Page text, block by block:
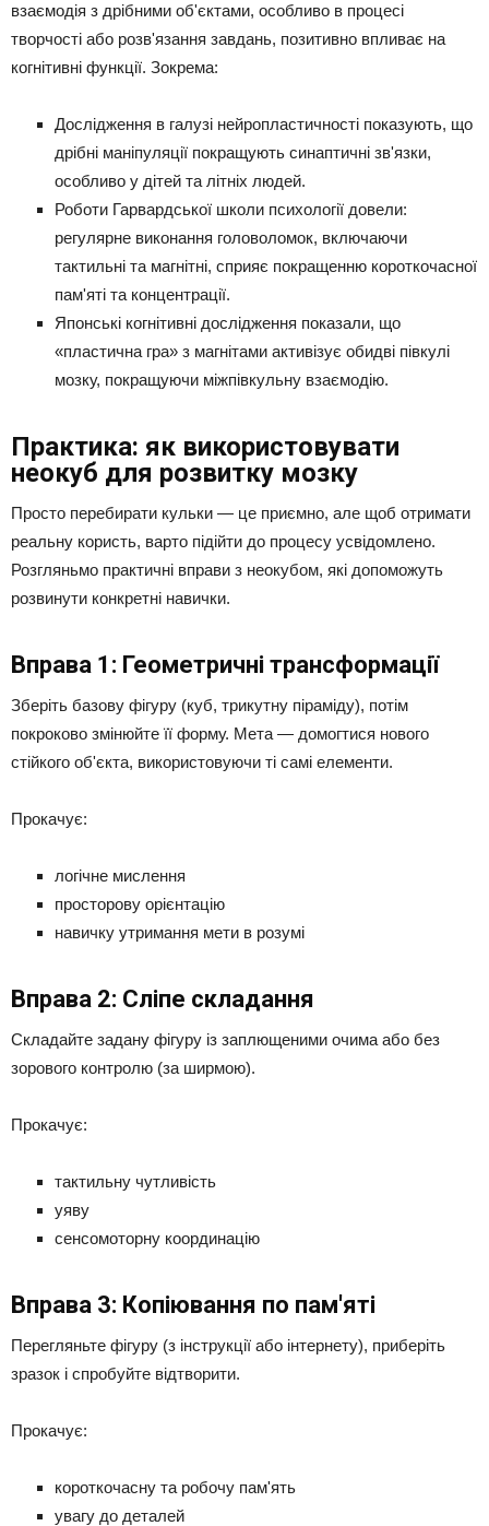
взаємодія з дрібними об'єктами, особливо в процесі
творчості або розв'язання завдань, позитивно впливає на
когнітивні функції. Зокрема:
Дослідження в галузі нейропластичності показують, що
дрібні маніпуляції покращують синаптичні зв'язки,
особливо у дітей та літніх людей.
Роботи Гарвардської школи психології довели:
регулярне виконання головоломок, включаючи
тактильні та магнітні, сприяє покращенню короткочасної
пам'яті та концентрації.
Японські когнітивні дослідження показали, що
«пластична гра» з магнітами активізує обидві півкулі
мозку, покращуючи міжпівкульну взаємодію.
Практика: як використовувати
неокуб для розвитку мозку
Просто перебирати кульки — це приємно, але щоб отримати
реальну користь, варто підійти до процесу усвідомлено.
Розгляньмо практичні вправи з неокубом, які допоможуть
розвинути конкретні навички.
Вправа 1: Геометричні трансформації
Зберіть базову фігуру (куб, трикутну піраміду), потім
покроково змінюйте її форму. Мета — домогтися нового
стійкого об'єкта, використовуючи ті самі елементи.
Прокачує:
логічне мислення
просторову орієнтацію
навичку утримання мети в розумі
Вправа 2: Сліпе складання
Складайте задану фігуру із заплющеними очима або без
зорового контролю (за ширмою).
Прокачує:
тактильну чутливість
уяву
сенсомоторну координацію
Вправа 3: Копіювання по пам'яті
Перегляньте фігуру (з інструкції або інтернету), приберіть
зразок і спробуйте відтворити.
Прокачує:
короткочасну та робочу пам'ять
увагу до деталей